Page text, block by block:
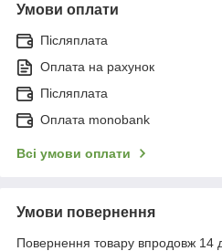
Умови оплати
Післяплата
Оплата на рахунок
Післяплата
Оплата monobank
Всі умови оплати
Умови повернення
Повернення товару впродовж 14